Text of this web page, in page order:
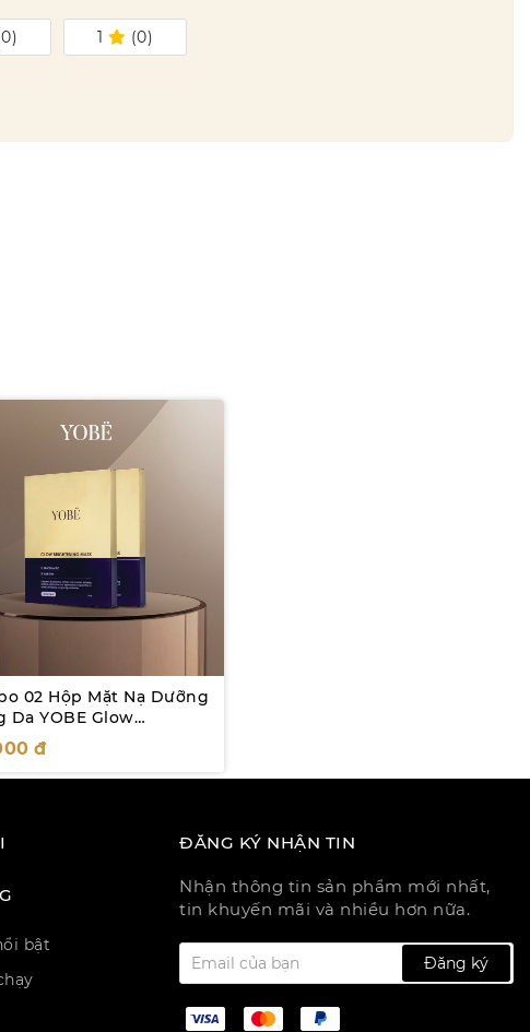
0) 1 (0)
02 Hộp Mặt Nạ Dưỡng
Da YOBE Glow
Mask (5
hộp)
đ
bật
ĐĂNG KÝ NHẬN TIN
Nhận thông tin sản phẩm mới nhất,
tin khuyến mãi và nhiều hơn nữa.
Đăng ký